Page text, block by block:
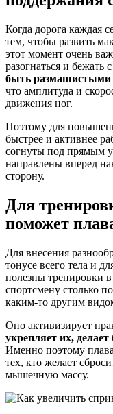
Когда дорога каждая
тем, чтобы развить
этот момент очень
разогнаться и бежать
быть
что амплитуда и
движения ног.
Поэтому для
быстрее и активнее
согнуты под прямым
направлены вперед
сторону.
Для
поможет
Для внесения
тонусе всего тела и
полезны тренировки
спортсмену столько
каким-то другим
Оно активизирует
укрепляет их,
Именно поэтому
тех, кто желает
мышечную массу.